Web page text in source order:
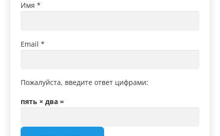
Имя *
Email *
Пожалуйста, введите ответ цифрами:
пять × два =